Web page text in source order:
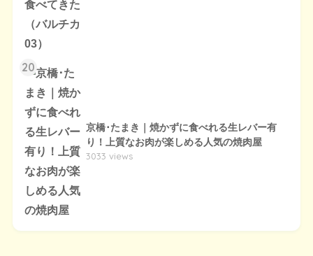
20
京橋･たまき｜焼かずに食べれる生レバー有
り！上質なお肉が楽しめる人気の焼肉屋
3033 views